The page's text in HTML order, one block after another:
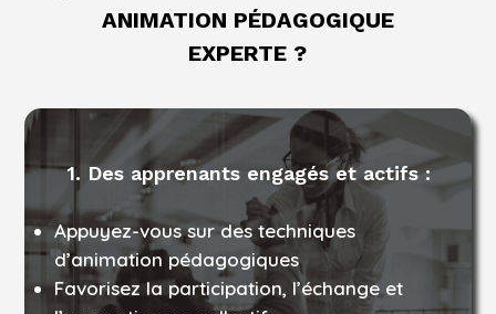
ANIMATION PÉDAGOGIQUE
EXPERTE ?
1. Des apprenants engagés et actifs :
Appuyez-vous sur des techniques
d’animation pédagogiques
Favorisez la participation, l’échange et